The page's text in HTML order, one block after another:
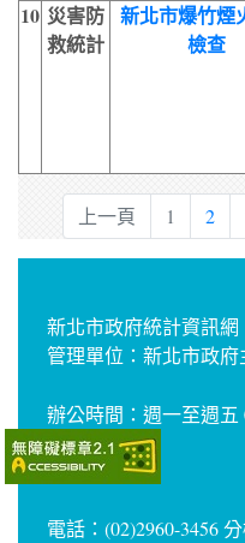
10 災害防
救統計
新北市爆竹煙
檢查
上一頁 1 2
新北市政府統計資訊網
管理單位：新北市政府
辦公時間：週一至週五
電話：(02)2960-3456